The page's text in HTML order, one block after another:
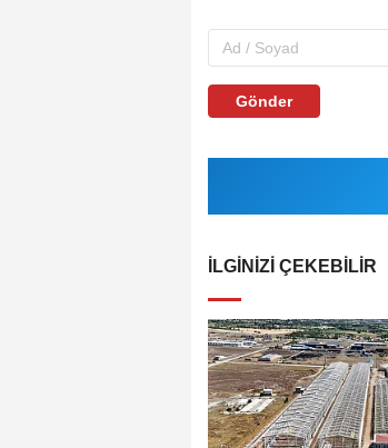
Gönder
İLGINIZI ÇEKEBILIR